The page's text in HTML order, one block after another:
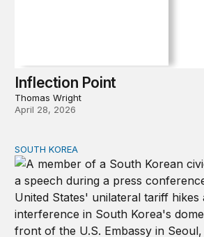
Inflection Point
Thomas Wright
April 28, 2026
Can America and South Korea
SOUTH KOREA